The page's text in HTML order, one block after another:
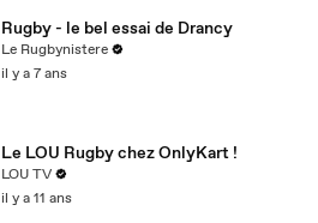
Rugby - le bel essai de Drancy
Le Rugbynistere
il y a 7 ans
Le LOU Rugby chez OnlyKart !
LOU TV
il y a 11 ans